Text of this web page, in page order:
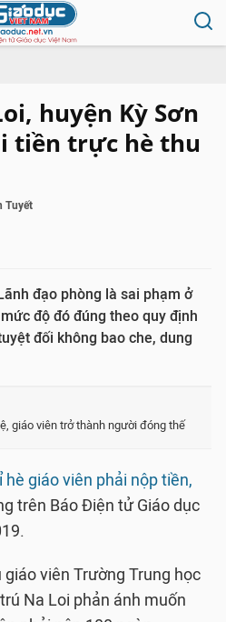
huyện Kỳ Sơn
tiền trực hè thu
Tuyết
đạo phòng là sai phạm ở
độ đó đúng theo quy định
đối không bao che, dung
giáo viên trở thành người đóng thế
hè giáo viên phải nộp tiền,
trên Báo Điện tử Giáo dục
viên Trường Trung học
Na Loi phản ánh muốn